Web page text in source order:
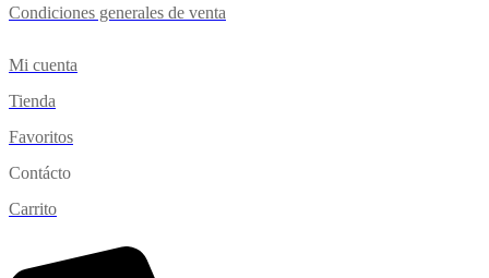
Condiciones generales de venta
Mi cuenta
Tienda
Favoritos
Contácto
Carrito